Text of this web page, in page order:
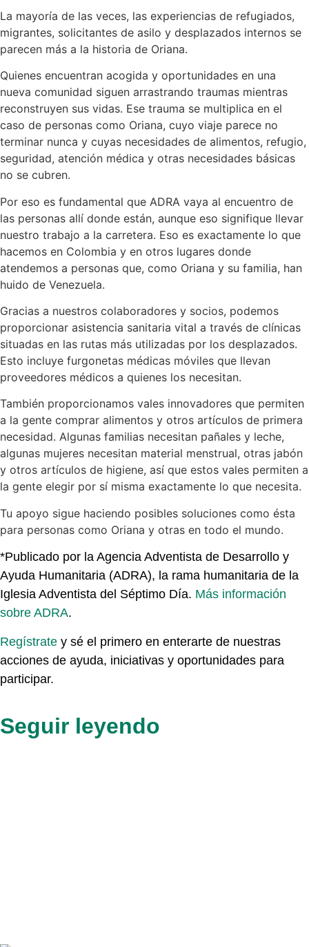
La mayoría de las veces, las experiencias de refugiados,
migrantes, solicitantes de asilo y desplazados internos se
parecen más a la historia de Oriana.
Quienes encuentran acogida y oportunidades en una
nueva comunidad siguen arrastrando traumas mientras
reconstruyen sus vidas. Ese trauma se multiplica en el
caso de personas como Oriana, cuyo viaje parece no
terminar nunca y cuyas necesidades de alimentos, refugio,
seguridad, atención médica y otras necesidades básicas
no se cubren.
Por eso es fundamental que ADRA vaya al encuentro de
las personas allí donde están, aunque eso signifique llevar
nuestro trabajo a la carretera. Eso es exactamente lo que
hacemos en Colombia y en otros lugares donde
atendemos a personas que, como Oriana y su familia, han
huido de Venezuela.
Gracias a nuestros colaboradores y socios, podemos
proporcionar asistencia sanitaria vital a través de clínicas
situadas en las rutas más utilizadas por los desplazados.
Esto incluye furgonetas médicas móviles que llevan
proveedores médicos a quienes los necesitan.
También proporcionamos vales innovadores que permiten
a la gente comprar alimentos y otros artículos de primera
necesidad. Algunas familias necesitan pañales y leche,
algunas mujeres necesitan material menstrual, otras jabón
y otros artículos de higiene, así que estos vales permiten a
la gente elegir por sí misma exactamente lo que necesita.
Tu apoyo sigue haciendo posibles soluciones como ésta
para personas como Oriana y otras en todo el mundo.
*Publicado por la Agencia Adventista de Desarrollo y
Ayuda Humanitaria (ADRA), la rama humanitaria de la
Iglesia Adventista del Séptimo Día. Más información
sobre ADRA.
Regístrate y sé el primero en enterarte de nuestras
acciones de ayuda, iniciativas y oportunidades para
participar.
Seguir leyendo